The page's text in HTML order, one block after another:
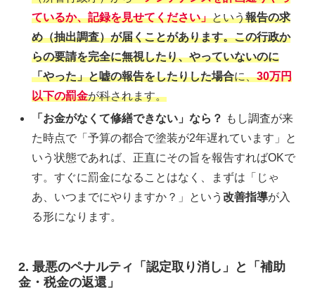
ているか、記録を見せてください」という報告の求
め（抽出調査）が届くことがあります。この行政か
らの要請を完全に無視したり、やっていないのに
「やった」と嘘の報告をしたりした場合に、30万円
以下の罰金が科されます。
「お金がなくて修繕できない」なら？ もし調査が来
た時点で「予算の都合で塗装が2年遅れています」と
いう状態であれば、正直にその旨を報告すればOKで
す。すぐに罰金になることはなく、まずは「じゃ
あ、いつまでにやりますか？」という改善指導が入
る形になります。
2. 最悪のペナルティ「認定取り消し」と「補助
金・税金の返還」